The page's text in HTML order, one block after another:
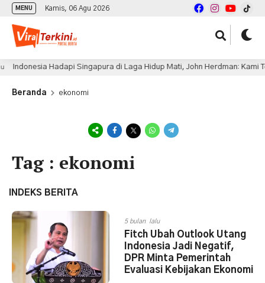
MENU Kamis, 06 Agu 2026
Hadapi Singapura di Laga Hidup Mati, John Herdman: Kami
Beranda ekonomi
Tag : ekonomi
INDEKS BERITA
5 bulan lalu
Fitch Ubah Outlook Utang
Indonesia Jadi Negatif,
DPR Minta Pemerintah
Evaluasi Kebijakan Ekonomi